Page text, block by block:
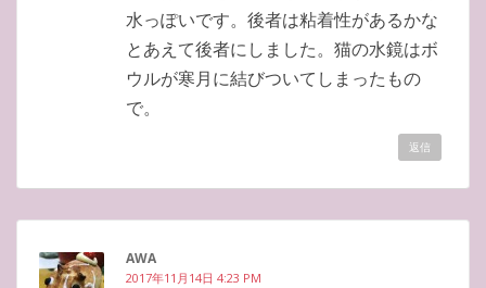
水っぽいです。後者は粘着性があるかな
とあえて後者にしました。猫の水鏡はボ
ウルが寒月に結びついてしまったもの
で。
返信
AWA
2017年11月14日 4:23 PM